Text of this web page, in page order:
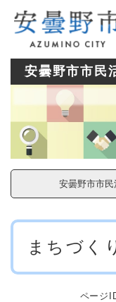
メ
安曇野市市民
安曇野市市
本
まちづ
ページ